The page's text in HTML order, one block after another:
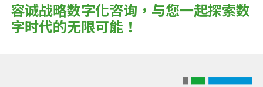
容诚战略数字化咨询，与您一起探索数
字时代的无限可能！